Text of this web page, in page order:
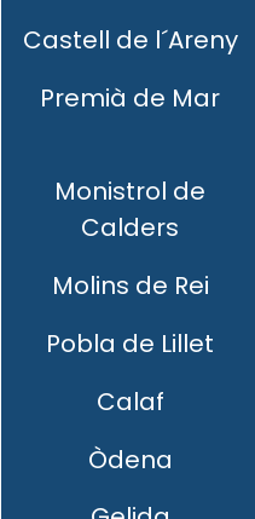
Castell de l´Areny
Premià de Mar
Monistrol de
Calders
Molins de Rei
Pobla de Lillet
Calaf
Òdena